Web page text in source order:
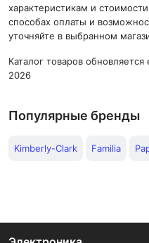
характеристикам и
способах оплаты и
уточняйте в выбранном
Каталог товаров
2026
Популярные бренды
Kimberly-Clark Familia